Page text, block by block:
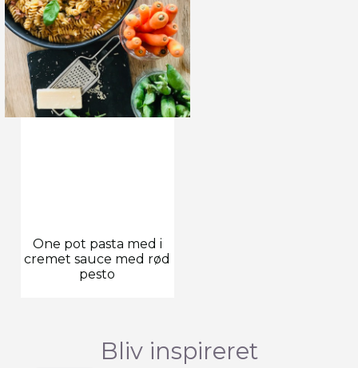
One pot pasta med i
cremet sauce med rød
pesto
Bliv inspireret